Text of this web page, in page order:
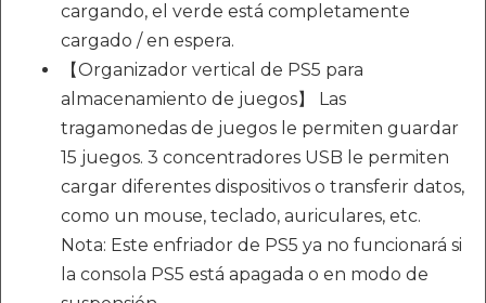
cargando, el verde está completamente
cargado / en espera.
【Organizador vertical de PS5 para
almacenamiento de juegos】 Las
tragamonedas de juegos le permiten guardar
15 juegos. 3 concentradores USB le permiten
cargar diferentes dispositivos o transferir datos,
como un mouse, teclado, auriculares, etc.
Nota: Este enfriador de PS5 ya no funcionará si
la consola PS5 está apagada o en modo de